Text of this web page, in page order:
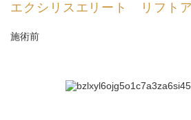
エクシリスエリート リフト
施術前